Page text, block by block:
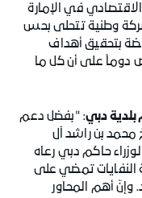
الاقتصادي في الإمارة
وطنية تتحلى بحس
بتحقيق أهداف
دوماً على أن كل ما
بلدية دبي: "بفضل دعم
بن راشد آل
حاكم دبي رعاه
النفايات تمضي على
أهم المحاور